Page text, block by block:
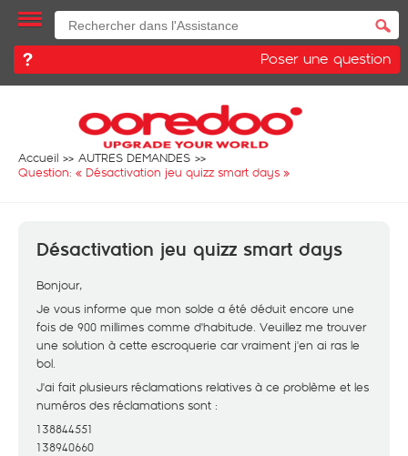
Poser une question
Accueil
AUTRES DEMANDES
Question: « Désactivation jeu quizz smart days »
Désactivation jeu quizz smart days
Bonjour,
Je vous informe que mon solde a été déduit encore une
fois de 900 millimes comme d'habitude. Veuillez me trouver
une solution à cette escroquerie car vraiment j'en ai ras le
bol.
J'ai fait plusieurs réclamations relatives à ce problème et les
numéros des réclamations sont :
138844551
138940660